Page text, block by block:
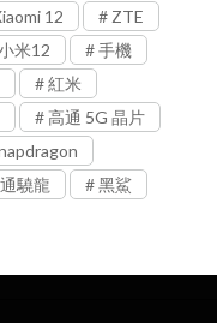
12
ZTE
米12
手機
紅米
高通 5G 晶片
驍龍 黑鯊